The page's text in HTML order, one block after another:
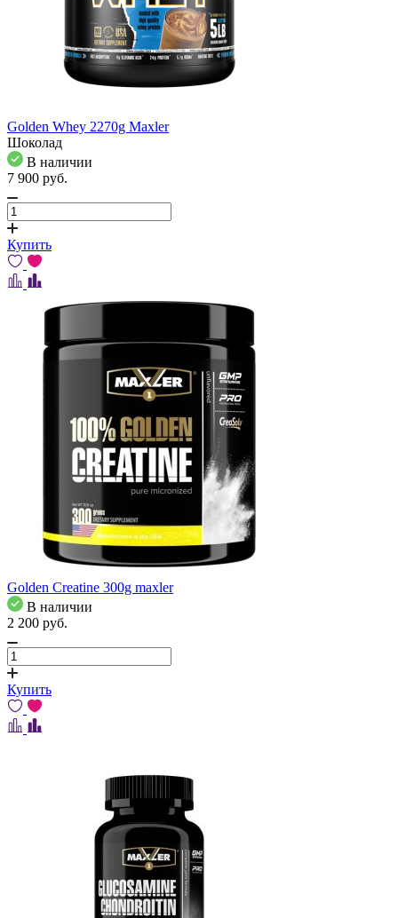
Golden Whey 2270g Maxler
Шоколад
В наличии
7 900 pуб.
Купить
Golden Creatine 300g maxler
В наличии
2 200 pуб.
Купить